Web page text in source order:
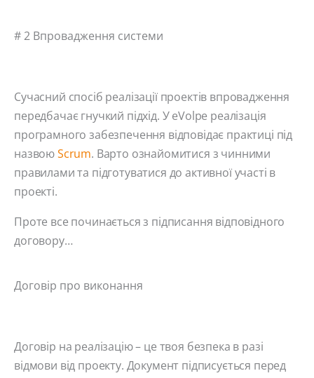
# 2 Впровадження системи
Сучасний спосіб реалізації проектів впровадження
передбачає гнучкий підхід. У eVolpe реалізація
програмного забезпечення відповідає практиці під
назвоюScrum. Варто ознайомитися з чинними
правилами та підготуватися до активної участі в
проекті.
Проте все починається з підписання відповідного
договору…
Договір про виконання
Договір на реалізацію – це твоя безпека в разі
відмови від проекту. Документ підписується перед